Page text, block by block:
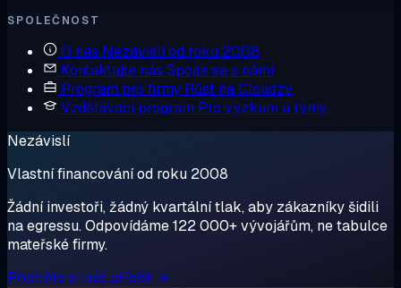
SPOLEČNOST
O nás Nezávislí od roku 2008
Kontaktujte nás Spojte se s námi
Program pro firmy Růst na Cloudzy
Vzdělávací program Pro výzkum a týmy
Nezávislí
Vlastní financování od roku 2008
Žádní investoři, žádný kvartální tlak, aby zákazníky šidili
na egressu. Odpovídáme 122 000+ vývojářům, ne tabulce
mateřské firmy.
Přečtěte si náš příběh →